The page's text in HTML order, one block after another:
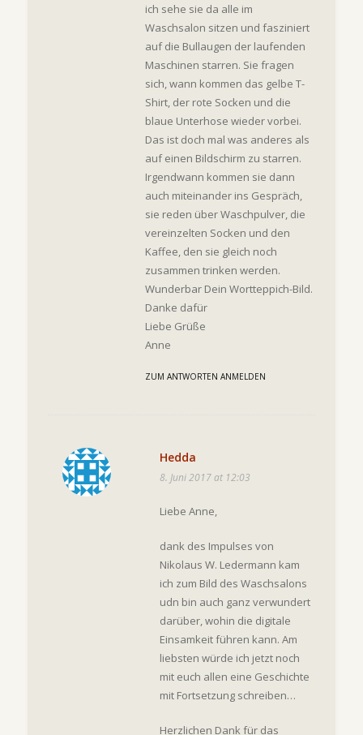
ich sehe sie da alle im
Waschsalon sitzen und fasziniert
auf die Bullaugen der laufenden
Maschinen starren. Sie fragen
sich, wann kommen das gelbe T-
Shirt, der rote Socken und die
blaue Unterhose wieder vorbei.
Das ist doch mal was anderes als
auf einen Bildschirm zu starren.
Irgendwann kommen sie dann
auch miteinander ins Gespräch,
sie reden über Waschpulver, die
vereinzelten Socken und den
Kaffee, den sie gleich noch
zusammen trinken werden.
Wunderbar Dein Wortteppich-Bild.
Danke dafür
Liebe Grüße
Anne
ZUM ANTWORTEN ANMELDEN
Hedda
8. Juni 2017 at 12:03
Liebe Anne,
dank des Impulses von
Nikolaus W. Ledermann kam
ich zum Bild des Waschsalons
udn bin auch ganz verwundert
darüber, wohin die digitale
Einsamkeit führen kann. Am
liebsten würde ich jetzt noch
mit euch allen eine Geschichte
mit Fortsetzung schreiben…
Herzlichen Dank für das